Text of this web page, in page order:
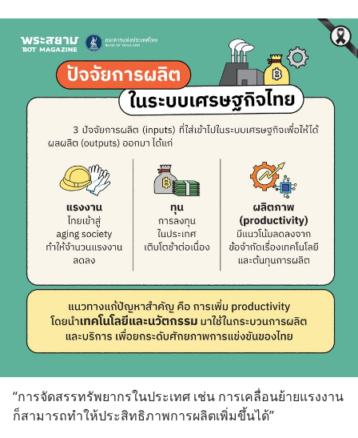
“การจัดสรรทรัพยากรในประเทศ เช่น การเคลื่อนย้ายแรงงาน
ก็สามารถทำให้ประสิทธิภาพการผลิตเพิ่มขึ้นได้”